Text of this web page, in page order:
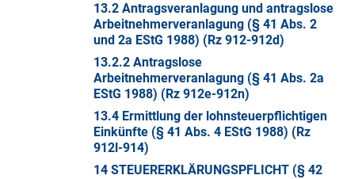
13.2 Antragsveranlagung und antragslose
Arbeitnehmerveranlagung (§ 41 Abs. 2
und 2a EStG 1988) (Rz 912-912d)
13.2.2 Antragslose
Arbeitnehmerveranlagung (§ 41 Abs. 2a
EStG 1988) (Rz 912e-912n)
13.4 Ermittlung der lohnsteuerpflichtigen
Einkünfte (§ 41 Abs. 4 EStG 1988) (Rz
912l-914)
14 STEUERERKLÄRUNGSPFLICHT (§ 42